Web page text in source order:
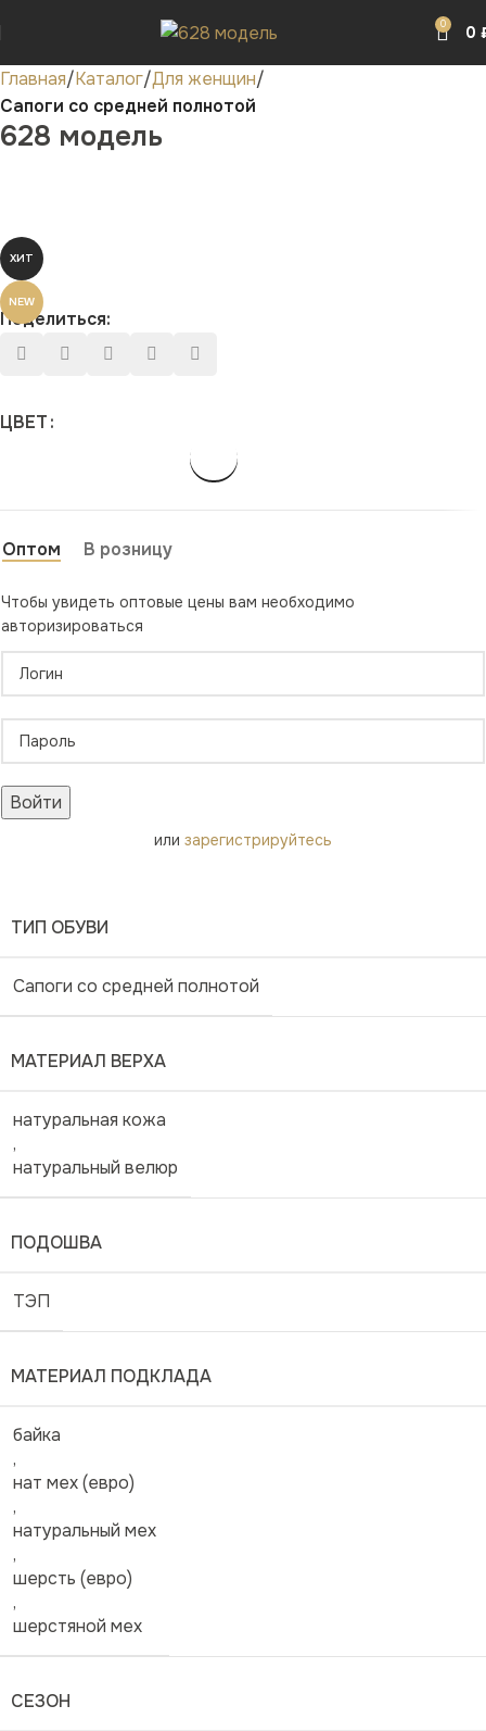
0 0
Главная Каталог Для женщин
Сапоги со средней полнотой
628 модель
ХИТ
NEW
Поделиться:
ЦВЕТ
Оптом В розницу
Чтобы увидеть оптовые цены вам необходимо
авторизироваться
Войти
или зарегистрируйтесь
ТИП ОБУВИ
Сапоги со средней полнотой
МАТЕРИАЛ ВЕРХА
натуральная кожа
,
натуральный велюр
ПОДОШВА
ТЭП
МАТЕРИАЛ ПОДКЛАДА
байка
,
нат мех (евро)
,
натуральный мех
,
шерсть (евро)
,
шерстяной мех
СЕЗОН